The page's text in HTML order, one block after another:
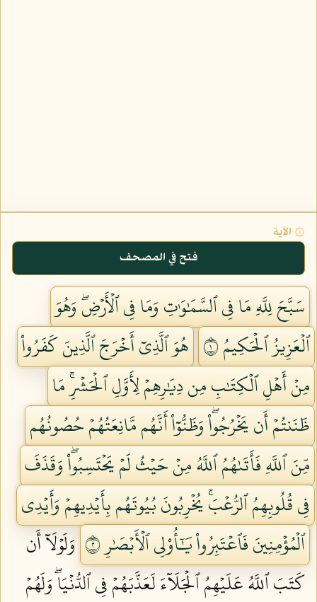
۞ الآية
فتح في المصحف
سَبَّحَ لِلَّهِ مَا فِي ٱلسَّمَٰوَٰتِ وَمَا فِي ٱلۡأَرۡضِۖ وَهُوَ
ٱلۡعَزِيزُ ٱلۡحَكِيمُ ١
هُوَ ٱلَّذِيٓ أَخۡرَجَ ٱلَّذِينَ كَفَرُواْ
مِنۡ أَهۡلِ ٱلۡكِتَٰبِ مِن دِيَٰرِهِمۡ لِأَوَّلِ ٱلۡحَشۡرِۚ مَا
ظَنَنتُمۡ أَن يَخۡرُجُواْۖ وَظَنُّوٓاْ أَنَّهُم مَّانِعَتُهُمۡ حُصُونُهُم
مِّنَ ٱللَّهِ فَأَتَىٰهُمُ ٱللَّهُ مِنۡ حَيۡثُ لَمۡ يَحۡتَسِبُواْۖ وَقَذَفَ
فِي قُلُوبِهِمُ ٱلرُّعۡبَۚ يُخۡرِبُونَ بُيُوتَهُم بِأَيۡدِيهِمۡ وَأَيۡدِي
ٱلۡمُؤۡمِنِينَ فَٱعۡتَبِرُواْ يَٰٓأُوْلِي ٱلۡأَبۡصَٰرِ ٢
وَلَوۡلَآ أَن
كَتَبَ ٱللَّهُ عَلَيۡهِمُ ٱلۡجَلَآءَ لَعَذَّبَهُمۡ فِي ٱلدُّنۡيَاۖ وَلَهُمۡ